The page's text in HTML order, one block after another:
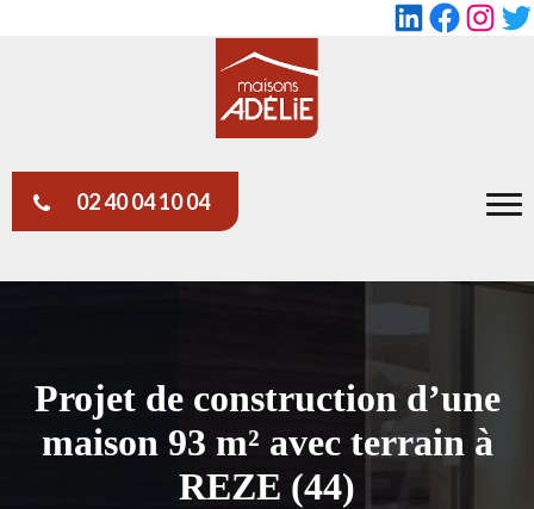
LinkedIn
02 40 04 10 04
Projet de construction d’une
maison 93 m² avec terrain à
REZE (44)